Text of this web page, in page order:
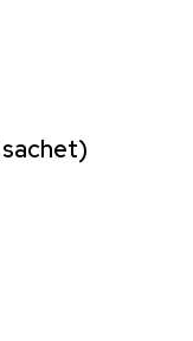
sachet)